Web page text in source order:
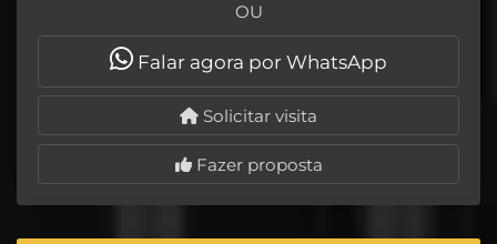
OU
Falar agora por WhatsApp
Solicitar visita
Fazer proposta